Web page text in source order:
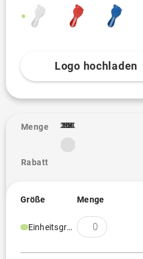
Logo hochladen
Menge
Rabatt
1
50
100
250
300
500
1K
2.5K
3K
5K
10K
20K
Größe Menge
Einheitsgröße